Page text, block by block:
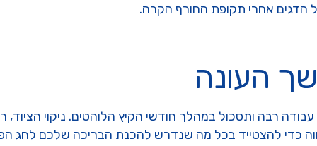
הדגים אחרי תקופת החורף הקרה.
העונה
רבה ותסכול במהלך חודשי הקיץ הלוהטים. ניקוי
כדי להצטייד בכל מה שנדרש להכנת הבריכה שלכם לחג